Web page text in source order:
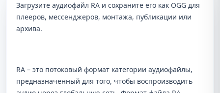
Загрузите аудиофайл RA и сохраните его как OGG для
плееров, мессенджеров, монтажа, публикации или
архива.
RA – это потоковый формат категории аудиофайлы,
предназначенный для того, чтобы воспроизводить